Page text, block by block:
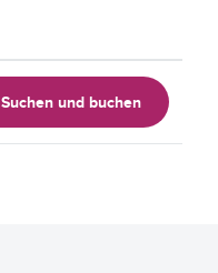
Suchen und buchen